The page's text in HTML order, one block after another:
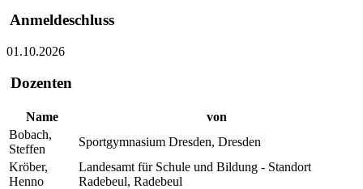
Anmeldeschluss
01.10.2026
Dozenten
Name
von
Bobach,
Steffen
Sportgymnasium Dresden, Dresden
Kröber,
Henno
Landesamt für Schule und Bildung - Standort
Radebeul, Radebeul